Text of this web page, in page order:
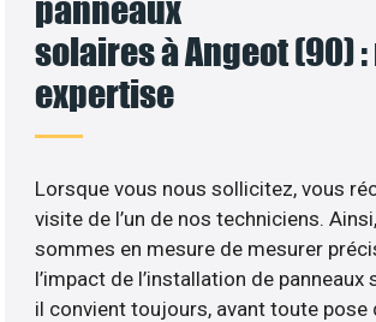
panneaux
solaires à Angeot (90)
expertise
Lorsque vous nous sollicitez, vous
visite de l’un de nos techniciens.
sommes en mesure de mesurer
l’impact de l’installation de panneaux
il convient toujours, avant toute pose